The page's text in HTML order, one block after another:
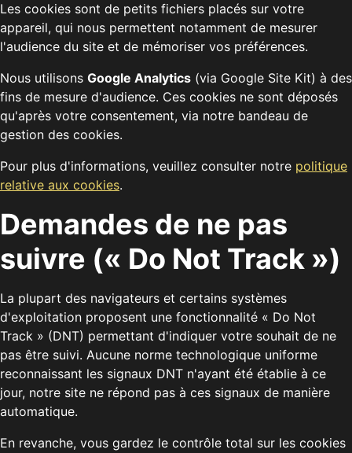
Les cookies sont de petits fichiers placés sur votre
appareil, qui nous permettent notamment de mesurer
l'audience du site et de mémoriser vos préférences.
Nous utilisons Google Analytics (via Google Site Kit) à des
fins de mesure d'audience. Ces cookies ne sont déposés
qu'après votre consentement, via notre bandeau de
gestion des cookies.
Pour plus d'informations, veuillez consulter notre politique
relative aux cookies.
Demandes de ne pas
suivre (« Do Not Track »)
La plupart des navigateurs et certains systèmes
d'exploitation proposent une fonctionnalité « Do Not
Track » (DNT) permettant d'indiquer votre souhait de ne
pas être suivi. Aucune norme technologique uniforme
reconnaissant les signaux DNT n'ayant été établie à ce
jour, notre site ne répond pas à ces signaux de manière
automatique.
En revanche, vous gardez le contrôle total sur les cookies